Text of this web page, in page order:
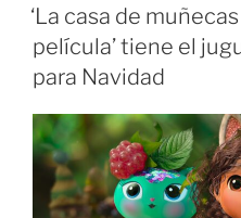
EL
‘La casa de
película’ tiene el
para Navidad